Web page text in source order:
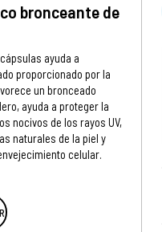
bronceante de
ayuda a
proporcionado por la
un bronceado
ayuda a proteger la
nocivos de los rayos UV,
naturales de la piel y
celular.